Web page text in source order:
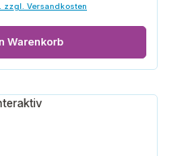
zzgl. Versandkosten
Warenkorb